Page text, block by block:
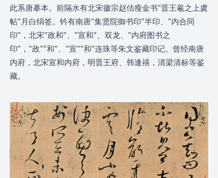
此系唐摹本。前隔水有北宋徽宗赵佶瘦金书"晋王羲之上虞
帖"月白绢签。钤有南唐"集贤院御书印"半印、"内合同
印"，北宋"政和"、"宣和"、双龙、"内府图书之
印"，"政""和"、"宣""和"连珠等朱文鉴藏印记。曾经南唐
内府，北宋宣和内府，明晋王府、韩逢禧，清梁清标等鉴
藏。